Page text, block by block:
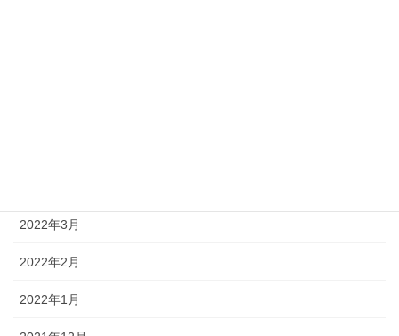
2022年3月
2022年2月
2022年1月